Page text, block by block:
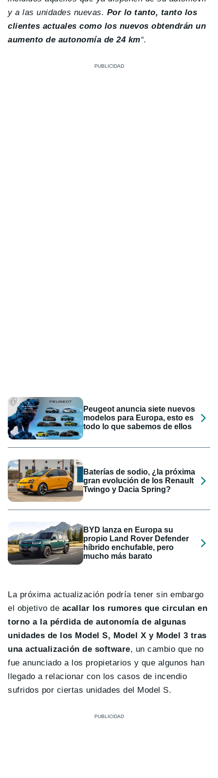
y a las unidades nuevas. Por lo tanto, tanto los
clientes actuales como los nuevos obtendrán un
aumento de autonomía de 24 km“.
Peugeot anuncia siete nuevos
modelos para Europa, esto es
todo lo que sabemos de ellos
Baterías de sodio, ¿la próxima
gran evolución de los Renault
Twingo y Dacia Spring?
BYD lanza en Europa su
propio Land Rover Defender
híbrido enchufable, pero
mucho más barato
La próxima actualización podría tener sin embargo
el objetivo de acallar los rumores que circulan en
torno a la pérdida de autonomía de algunas
unidades de los Model S, Model X y Model 3 tras
una actualización de software, un cambio que no
fue anunciado a los propietarios y que algunos han
llegado a relacionar con los casos de incendio
sufridos por ciertas unidades del Model S.